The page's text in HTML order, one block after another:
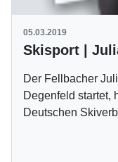
05.03.2019
Der Fellbacher
Degenfeld startet,
Deutschen